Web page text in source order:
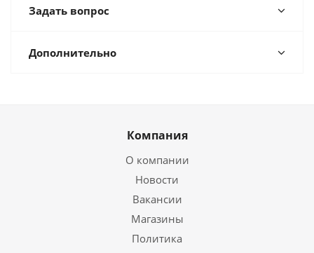
Задать вопрос
Дополнительно
Компания
О компании
Новости
Вакансии
Магазины
Политика